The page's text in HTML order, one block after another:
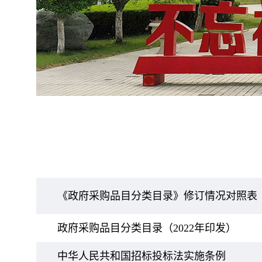
《政府采购品目分类目录》修订情况对照表
政府采购品目分类目录（2022年印发）
中华人民共和国招标投标法实施条例